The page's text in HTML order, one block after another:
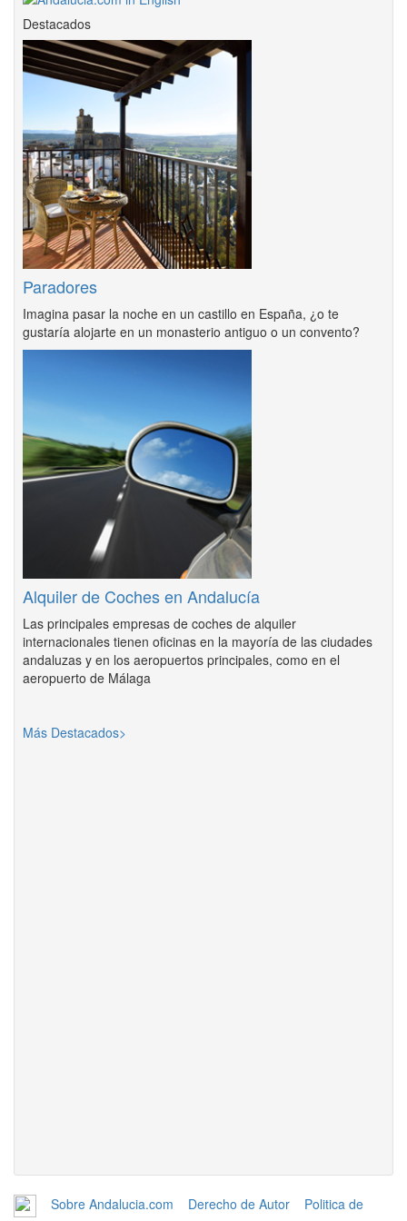
Destacados
Paradores
Imagina pasar la noche en un castillo en España, ¿o te
gustaría alojarte en un monasterio antiguo o un convento?
Alquiler de Coches en Andalucía
Las principales empresas de coches de alquiler
internacionales tienen oficinas en la mayoría de las ciudades
andaluzas y en los aeropuertos principales, como en el
aeropuerto de Málaga
Más Destacados>
Sobre Andalucia.com Derecho de Autor
Politica de